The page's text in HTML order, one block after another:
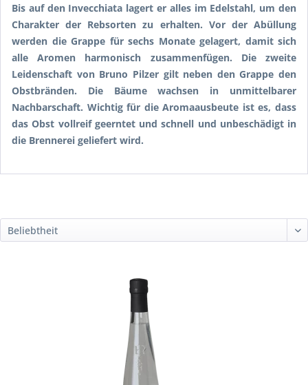
Bis auf den Invecchiata lagert er alles im Edelstahl, um den
Charakter der Rebsorten zu erhalten. Vor der Abüllung
werden die Grappe für sechs Monate gelagert, damit sich
alle Aromen harmonisch zusammenfügen. Die zweite
Leidenschaft von Bruno Pilzer gilt neben den Grappe den
Obstbränden. Die Bäume wachsen in unmittelbarer
Nachbarschaft. Wichtig für die Aromaausbeute ist es, dass
das Obst vollreif geerntet und schnell und unbeschädigt in
die Brennerei geliefert wird.